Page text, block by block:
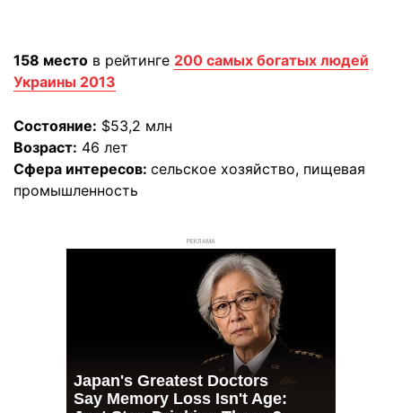
158 место в рейтинге 200 самых богатых людей
Украины 2013
Состояние: $53,2 млн
Возраст: 46 лет
Сфера интересов: сельское хозяйство, пищевая
промышленность
РЕКЛАМА